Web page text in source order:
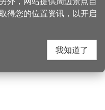
客家菜─
得您的位置资讯，以开启
我知道了